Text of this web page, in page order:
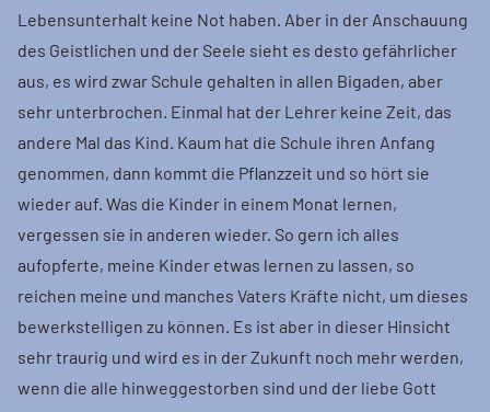
Lebensunterhalt keine Not haben. Aber in der Anschauung
des Geistlichen und der Seele sieht es desto gefährlicher
aus, es wird zwar Schule gehalten in allen Bigaden, aber
sehr unterbrochen. Einmal hat der Lehrer keine Zeit, das
andere Mal das Kind. Kaum hat die Schule ihren Anfang
genommen, dann kommt die Pflanzzeit und so hört sie
wieder auf. Was die Kinder in einem Monat lernen,
vergessen sie in anderen wieder. So gern ich alles
aufopferte, meine Kinder etwas lernen zu lassen, so
reichen meine und manches Vaters Kräfte nicht, um dieses
bewerkstelligen zu können. Es ist aber in dieser Hinsicht
sehr traurig und wird es in der Zukunft noch mehr werden,
wenn die alle hinweggestorben sind und der liebe Gott